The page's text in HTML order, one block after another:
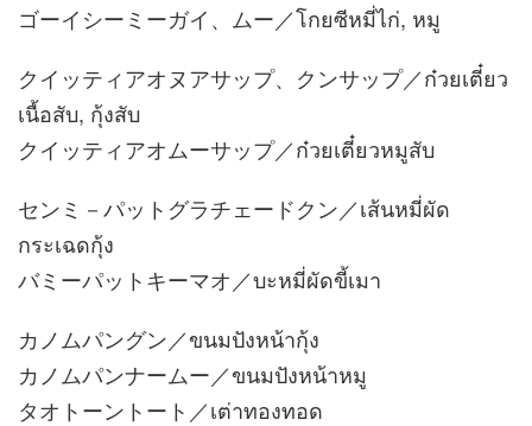
ゴーイシーミーガイ、ムー／โกยซีหมี่ไก่, หมู
クイッティアオヌアサップ、クンサップ／ก๋วยเตี๋ยว
เนื้อสับ, กุ้งสับ
クイッティアオムーサップ／ก๋วยเตี๋ยวหมูสับ
センミ－パットグラチェードクン／เส้นหมี่ผัด
กระเฉดกุ้ง
バミーパットキーマオ／บะหมี่ผัดขี้เมา
カノムパングン／ขนมปังหน้ากุ้ง
カノムパンナームー／ขนมปังหน้าหมู
タオトーントート／เต่าทองทอด